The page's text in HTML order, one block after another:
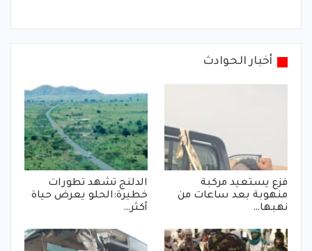
أخبار الحوادث
فزع يستعيد مركبة
منهوبة بعد ساعات من
نهبها…
الدلنج تشهد تطورات
خطيرة:الحلو يعرض حياة
أكثر…